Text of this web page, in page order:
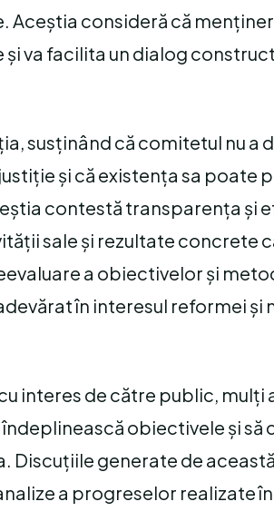
consideră că
va facilita un dialog
susținând că comitetul nu a
și că existența sa poate
contestă transparența și
sale și rezultate concrete
a obiectivelor și
în interesul reformei și
interes de către public, mulți
obiectivele și să
Discuțiile generate de
a progreselor realizate